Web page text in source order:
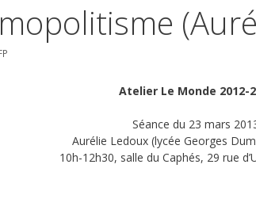
Atelier Le Monde 2012-
Séance du 23 mars
Aurélie Ledoux (lycée Georges
10h-12h30, salle du Caphés, 29 rue